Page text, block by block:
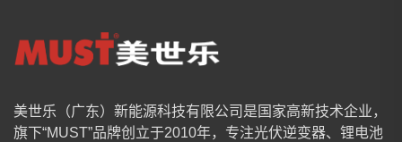
美世乐（广东）新能源科技有限公司是国家高新技术企业，
旗下“MUST”品牌创立于2010年，专注光伏逆变器、锂电池